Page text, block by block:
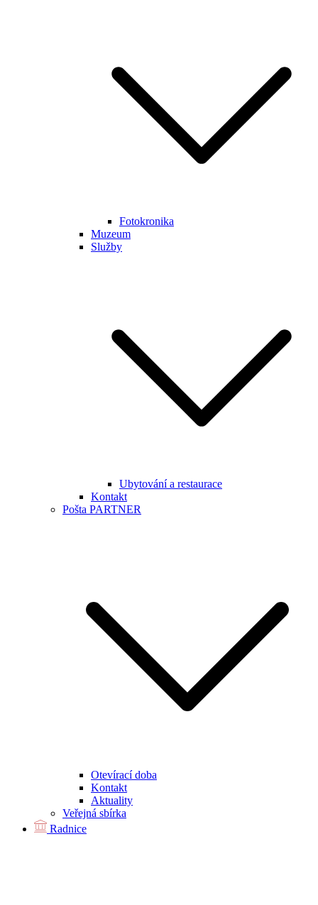
Fotokronika
Muzeum
Služby
Ubytování a restaurace
Kontakt
Pošta PARTNER
Otevírací doba
Kontakt
Aktuality
Veřejná sbírka
Radnice